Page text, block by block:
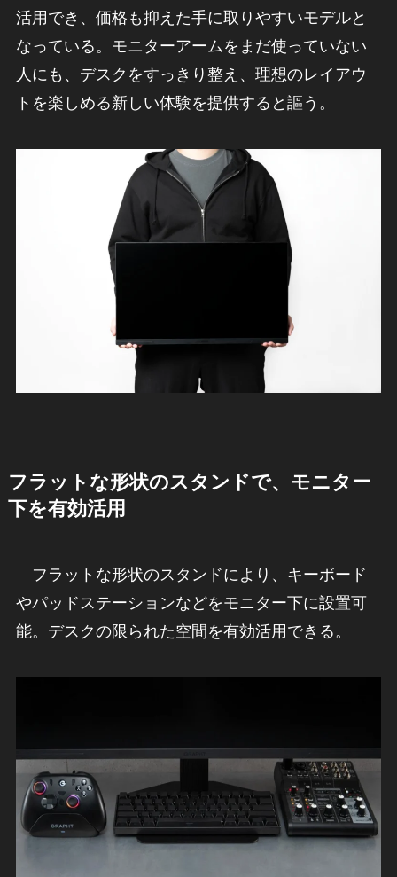
活用でき、価格も抑えた手に取りやすいモデルと
なっている。モニターアームをまだ使っていない
人にも、デスクをすっきり整え、理想のレイアウ
トを楽しめる新しい体験を提供すると謳う。
フラットな形状のスタンドで、モニター
下を有効活用
フラットな形状のスタンドにより、キーボード
やパッドステーションなどをモニター下に設置可
能。デスクの限られた空間を有効活用できる。